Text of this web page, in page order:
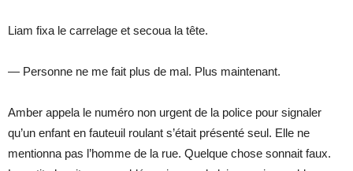
Liam fixa le carrelage et secoua la tête.
— Personne ne me fait plus de mal. Plus maintenant.
Amber appela le numéro non urgent de la police pour signaler
qu’un enfant en fauteuil roulant s’était présenté seul. Elle ne
mentionna pas l’homme de la rue. Quelque chose sonnait faux.